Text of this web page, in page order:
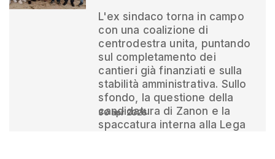
L'ex sindaco torna in campo
con una coalizione di
centrodestra unita, puntando
sul completamento dei
cantieri già finanziati e sulla
stabilità amministrativa. Sullo
sfondo, la questione della
candidatura di Zanon e la
spaccatura interna alla Lega
30 apr 2026